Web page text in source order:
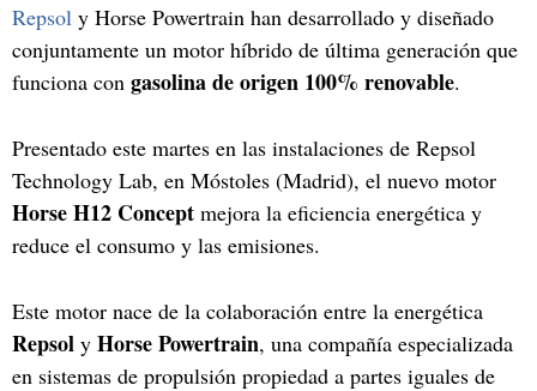
Repsol y Horse Powertrain han desarrollado y diseñado
conjuntamente un motor híbrido de última generación que
funciona con gasolina de origen 100% renovable.
Presentado este martes en las instalaciones de Repsol
Technology Lab, en Móstoles (Madrid), el nuevo motor
Horse H12 Concept mejora la eficiencia energética y
reduce el consumo y las emisiones.
Este motor nace de la colaboración entre la energética
Repsol y Horse Powertrain, una compañía especializada
en sistemas de propulsión propiedad a partes iguales de